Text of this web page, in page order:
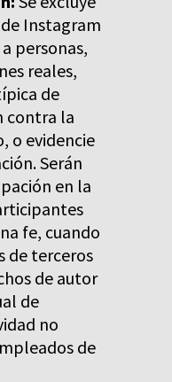
Instagram
personas,
reales,
de
contra la
o evidencie
Serán
en la
fe, cuando
de terceros
de autor
de
no
de